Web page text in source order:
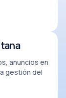
anuncios en
gestión del